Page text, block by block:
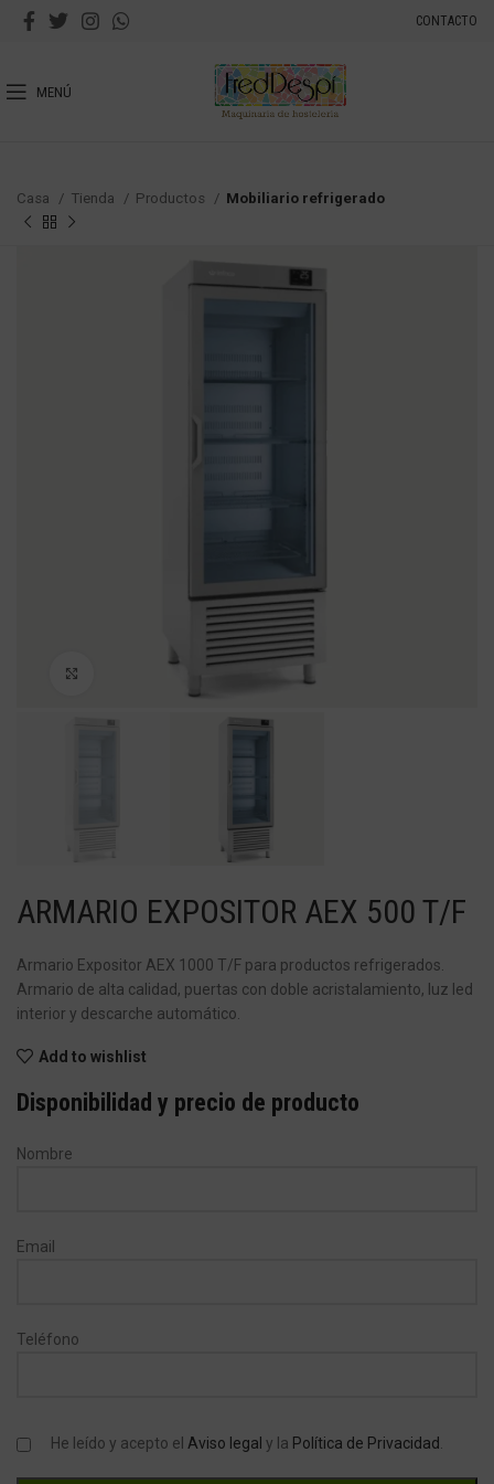
CONTACTO
MENÚ
Casa Tienda Productos Mobiliario refrigerado
ARMARIO EXPOSITOR AEX 500 T/F
Armario Expositor AEX 1000 T/F para productos refrigerados.
Armario de alta calidad, puertas con doble acristalamiento, luz led
interior y descarche automático.
Add to wishlist
Disponibilidad y precio de producto
Nombre
Email
Teléfono
He leído y acepto el Aviso legal y la Política de Privacidad.